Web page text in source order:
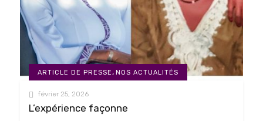
ARTICLE DE PRESSE,NOS ACTUALITÉS
février 25, 2026
L’expérience façonne